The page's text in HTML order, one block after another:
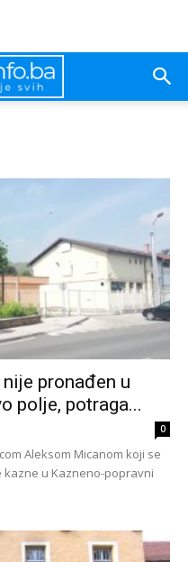
pronađen u
polje, potraga...
0
Aleksom Micanom koji se
u Kazneno-popravni